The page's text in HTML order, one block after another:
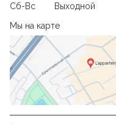
Сб-Вс
Выходной
Мы на карте